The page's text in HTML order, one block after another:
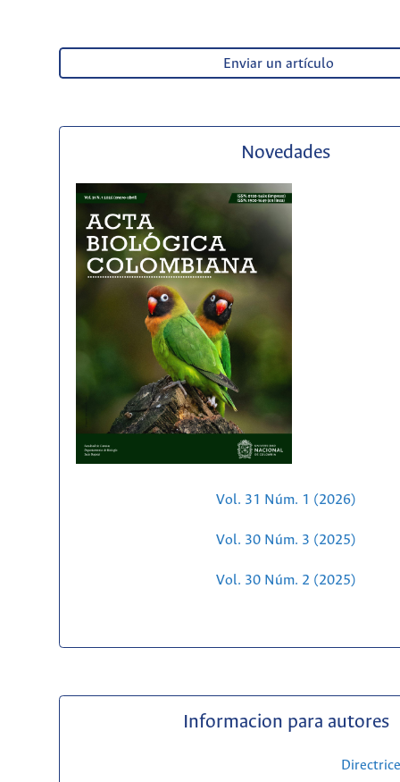
Enviar un artículo
Novedades
Vol. 31 Núm. 1 (2026)
Vol. 30 Núm. 3 (2025)
Vol. 30 Núm. 2 (2025)
Informacion para autores